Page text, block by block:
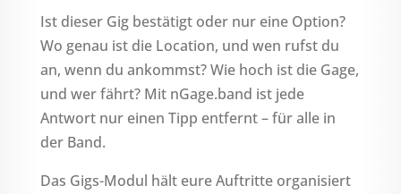
Ist dieser Gig bestätigt oder nur eine Option?
Wo genau ist die Location, und wen rufst du
an, wenn du ankommst? Wie hoch ist die Gage,
und wer fährt? Mit nGage.band ist jede
Antwort nur einen Tipp entfernt – für alle in
der Band.
Das Gigs-Modul hält eure Auftritte organisiert